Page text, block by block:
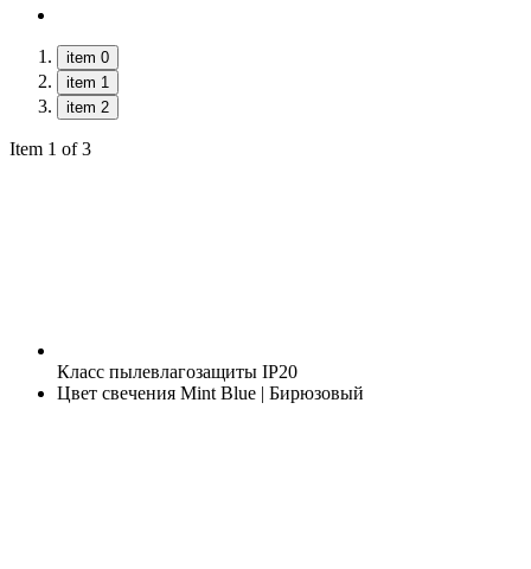
item 0
item 1
item 2
Item 1 of 3
Класс пылевлагозащиты IP20
Цвет свечения Mint Blue | Бирюзовый